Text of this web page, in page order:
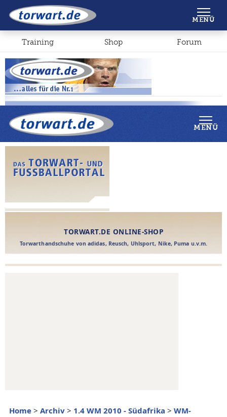
Shop Forum
MENÜ
Home > Archiv > 1.4 WM 2010 - Südafrika > WM-